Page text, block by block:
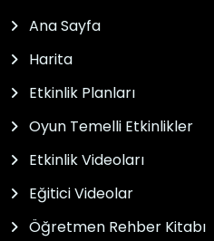
Ana Sayfa
Harita
Etkinlik Planları
Oyun Temelli Etkinlikler
Etkinlik Videoları
Eğitici Videolar
Öğretmen Rehber Kitabı